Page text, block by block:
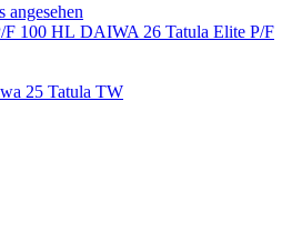
angesehen
DAIWA 26 Tatula Elite P/F
25 Tatula TW